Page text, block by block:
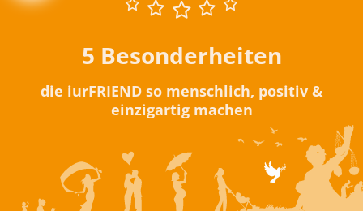
5 Besonderheiten
die iurFRIEND so menschlich, positiv &
einzigartig machen